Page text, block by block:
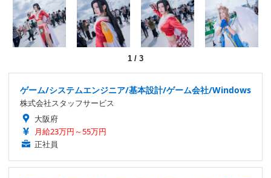
1 / 3
ゲーム/システムエンジニア/基本設計/ゲーム会社/Windows
株式会社スタッフサービス
大阪府
月給23万円～55万円
正社員